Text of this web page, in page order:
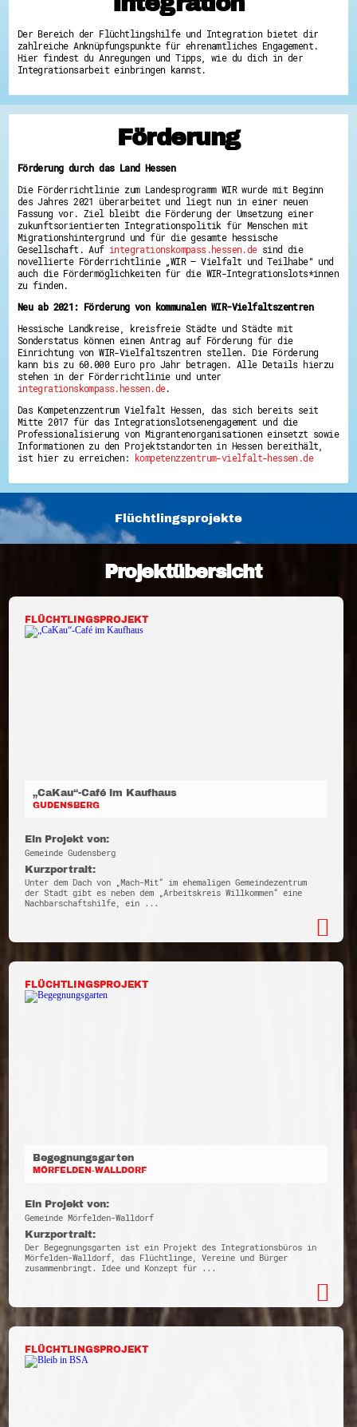
Hessen hilft Ukraine
Zeig uns dein Ehrenamt
Wettbewerb | Trikotwettbewerb
Wettbewerb | 80 Jahre Hessen - Engagement
8 Vereine x 80 Jahre x 1.000 €
SHARE IT: Teile deine Infos!
Gestalte dein Ehrenamt
Engagement-Lotsen
Crowdfunding - Viele schaffen mehr
Förderprogramme
Ehrentag
Freiwilligenmanagement
Hessen engagiert - Digitale Themenabende
Kompetenznachweis Hessen
Mach dich schlau
GEMA-Pakt
Di@-Lotsen in Hessen
Energiepreiskrise und Ehrenamt
Flüchtlingshilfe + Integration
Generationsübergreifend aktiv
Patenschaftsprojekte
Qualifizierung & Fortbildung
Stiftungen
Vereine, Spenden, Steuern - Gut zu Wissen
Versicherungsschutz
Zahlen, Daten, Fakten aus Hessen
Service
Suche
Downloads
Impressum
Datenschutz
Erklärung zur Barrierefreiheit
Der Bereich der Flüchtlingshilfe und Integration bietet dir
zahlreiche Anknüpfungspunkte für ehrenamtliches Engagement.
Hier findest du Anregungen und Tipps, wie du dich in der
Integrationsarbeit einbringen kannst.
Förderung
Förderung durch das Land Hessen
Die Förderrichtlinie zum Landesprogramm WIR wurde mit Beginn
des Jahres 2021 überarbeitet und liegt nun in einer neuen
Fassung vor. Ziel bleibt die Förderung der Umsetzung einer
zukunftsorientierten Integrationspolitik für Menschen mit
Migrationshintergrund und für die gesamte hessische
Gesellschaft. Auf integrationskompass.hessen.desind die
novellierte Förderrichtlinie „WIR – Vielfalt und Teilhabe“ und
auch die Fördermöglichkeiten für die WIR-Integrationslots*innen
zu finden.
Neu ab 2021: Förderung von kommunalen WIR-Vielfaltszentren
Hessische Landkreise, kreisfreie Städte und Städte mit
Sonderstatus können einen Antrag auf Förderung für die
Einrichtung von WIR-Vielfaltszentren stellen. Die Förderung
kann bis zu 60.000 Euro pro Jahr betragen. Alle Details hierzu
stehen in der Förderrichtlinie und unter
integrationskompass.hessen.de.
Das Kompetenzzentrum Vielfalt Hessen, das sich bereits seit
Mitte 2017 für das Integrationslotsenengagement und die
Professionalisierung von Migrantenorganisationen einsetzt sowie
Informationen zu den Projektstandorten in Hessen bereithält,
ist hier zu erreichen:
kompetenzzentrum-vielfalt-hessen.de
Flüchtlingsprojekte
Projektübersicht
FLÜCHTLINGSPROJEKT
„CaKau“-Café im Kaufhaus
GUDENSBERG
Ein Projekt von:
Gemeinde Gudensberg
Kurzportrait:
Unter dem Dach von „Mach-Mit“ im ehemaligen Gemeindezentrum
der Stadt gibt es neben dem „Arbeitskreis Willkommen“ eine
Nachbarschaftshilfe, ein ...
FLÜCHTLINGSPROJEKT
Begegnungsgarten
MÖRFELDEN-WALLDORF
Ein Projekt von:
Gemeinde Mörfelden-Walldorf
Kurzportrait:
Der Begegnungsgarten ist ein Projekt des Integrationsbüros in
Mörfelden-Walldorf, das Flüchtlinge, Vereine und Bürger
zusammenbringt. Idee und Konzept für ...
FLÜCHTLINGSPROJEKT